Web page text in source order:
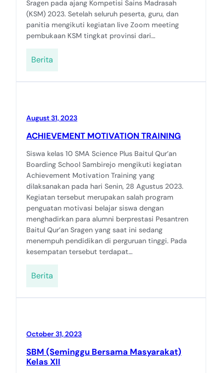
Sragen pada ajang Kompetisi Sains Madrasah
(KSM) 2023. Setelah seluruh peserta, guru, dan
panitia mengikuti kegiatan live Zoom meeting
pembukaan KSM tingkat provinsi dari…
Berita
August 31, 2023
ACHIEVEMENT MOTIVATION TRAINING
Siswa kelas 10 SMA Science Plus Baitul Qur’an
Boarding School Sambirejo mengikuti kegiatan
Achievement Motivation Training yang
dilaksanakan pada hari Senin, 28 Agustus 2023.
Kegiatan tersebut merupakan salah program
penguatan motivasi belajar siswa dengan
menghadirkan para alumni berprestasi Pesantren
Baitul Qur’an Sragen yang saat ini sedang
menempuh pendidikan di perguruan tinggi. Pada
kesempatan tersebut terdapat…
Berita
October 31, 2023
SBM (Seminggu Bersama Masyarakat)
Kelas XII